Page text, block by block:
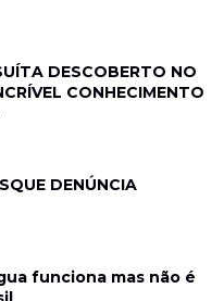
DESCOBERTO NO
CONHECIMENTO
DENÚNCIA
funciona mas não é